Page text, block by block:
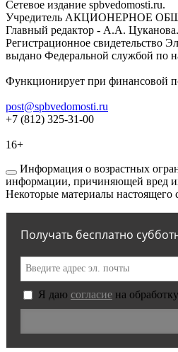
Сетевое издание spbvedomosti.ru.
Учредитель АКЦИОНЕРНОЕ
Главный редактор - А.А. Цуканова.
Регистрационное свидетельство
выдано Федеральной службой по
Функционирует при финансовой
post@spbvedomosti.ru
+7 (812) 325-31-00
16+
Информация о возрастных
информации, причиняющей вред
Некоторые материалы
Получать бесплатно
Я даю согласие на